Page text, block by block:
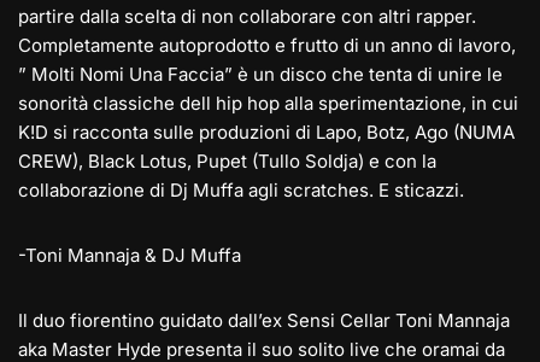
partire dalla scelta di non collaborare con altri rapper.
Completamente autoprodotto e frutto di un anno di lavoro,
” Molti Nomi Una Faccia” è un disco che tenta di unire le
sonorità classiche dell hip hop alla sperimentazione, in cui
K!D si racconta sulle produzioni di Lapo, Botz, Ago (NUMA
CREW), Black Lotus, Pupet (Tullo Soldja) e con la
collaborazione di Dj Muffa agli scratches. E sticazzi.
-Toni Mannaja & DJ Muffa
Il duo fiorentino guidato dall’ex Sensi Cellar Toni Mannaja
aka Master Hyde presenta il suo solito live che oramai da